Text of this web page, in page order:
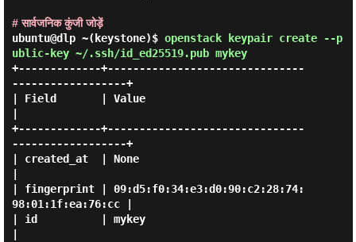
# सार्वजनिक कुंजी जोड़ें
ubuntu@dlp ~(keystone)$ openstack keypair create --p
ublic-key ~/.ssh/id_ed25519.pub mykey
+-------------+-------------------------------
------------------+
| Field       | Value
+-------------+-------------------------------
------------------+
| created_at  | None
| fingerprint | 09:d5:f0:34:e3:d0:90:c2:28:74:
98:01:1f:ea:76:cc |
| id          | mykey